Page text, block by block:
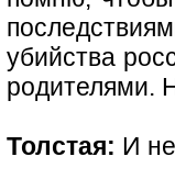
убийства
родителями.
Толстая: И